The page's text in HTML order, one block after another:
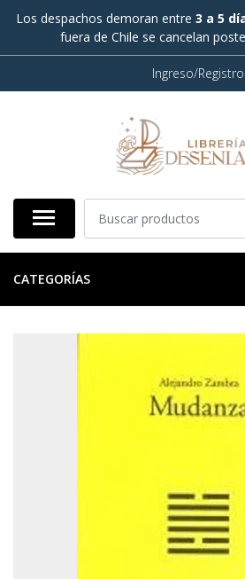
Los despachos demoran entre 3 a 5
fuera de Chile se cancelan
Ingreso/Registro
CATEGORÍAS